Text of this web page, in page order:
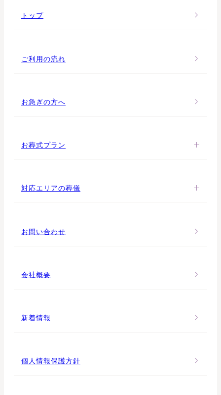
トップ
ご利用の流れ
お急ぎの方へ
お葬式プラン
対応エリアの葬儀
お問い合わせ
会社概要
新着情報
個人情報保護方針